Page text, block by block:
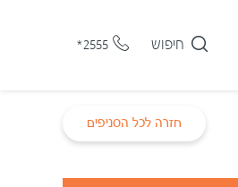
חיפוש *2555
חזרה לכל הסניפים